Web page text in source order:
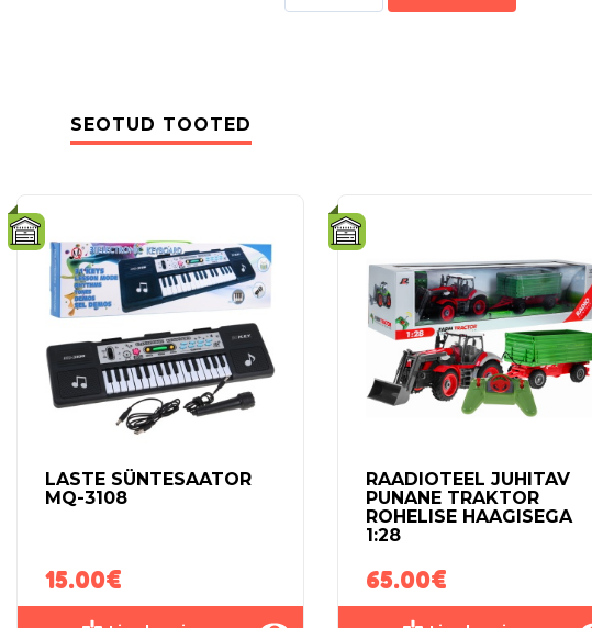
SEOTUD TOOTED
LASTE SÜNTESAATOR
MQ-3108
15.00€
RAADIOTEEL JUHITAV
PUNANE TRAKTOR
ROHELISE HAAGISEGA
1:28
65.00€